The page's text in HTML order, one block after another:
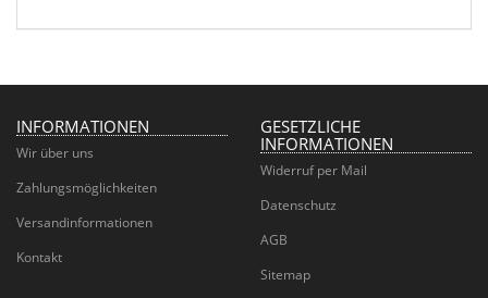
INFORMATIONEN
Wir über uns
Zahlungsmöglichkeiten
Versandinformationen
Kontakt
GESETZLICHE
INFORMATIONEN
Widerruf per Mail
Datenschutz
AGB
Sitemap